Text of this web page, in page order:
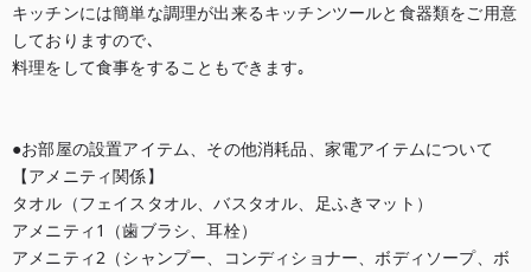
キッチンには簡単な調理が出来るキッチンツールと食器類をご用意
しておりますので､
料理をして食事をすることもできます｡
●お部屋の設置アイテム、その他消耗品、家電アイテムについて
【アメニティ関係】
タオル（フェイスタオル、バスタオル、足ふきマット）
アメニティ1（歯ブラシ、耳栓）
アメニティ2（シャンプー、コンディショナー、ボディソープ、ボ